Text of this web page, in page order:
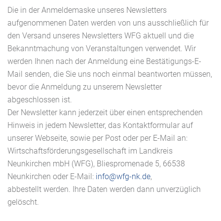
Die in der Anmeldemaske unseres Newsletters
aufgenommenen Daten werden von uns ausschließlich für
den Versand unseres Newsletters WFG aktuell und die
Bekanntmachung von Veranstaltungen verwendet. Wir
werden Ihnen nach der Anmeldung eine Bestätigungs-E-
Mail senden, die Sie uns noch einmal beantworten müssen,
bevor die Anmeldung zu unserem Newsletter
abgeschlossen ist.
Der Newsletter kann jederzeit über einen entsprechenden
Hinweis in jedem Newsletter, das Kontaktformular auf
unserer Webseite, sowie per Post oder per E-Mail an:
Wirtschaftsförderungsgesellschaft im Landkreis
Neunkirchen mbH (WFG), Bliespromenade 5, 66538
Neunkirchen oder E-Mail: info@wfg-nk.de,
abbestellt werden. Ihre Daten werden dann unverzüglich
gelöscht.